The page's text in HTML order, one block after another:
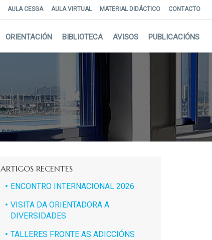
CONTACTO
MATERIAL DIDÁCTICO
AULA VIRTUAL
AULA CESGA
ORIENTACIÓN BIBLIOTECA AVISOS PUBLICACIÓNS
ARTIGOS RECENTES
ENCONTRO INTERNACIONAL 2026
VISITA DA ORIENTADORA A
DIVERSIDADES
TALLERES FRONTE AS ADICCIÓNS